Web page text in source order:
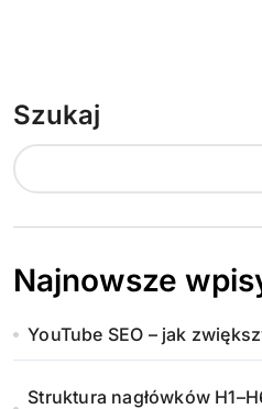
Szukaj
Najnowsze
YouTube SEO – jak
Struktura nagłówków